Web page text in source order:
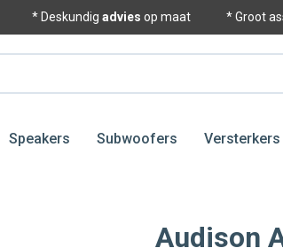
* Deskundig advies op maat * Groot
Speakers Subwoofers Versterkers
Audison